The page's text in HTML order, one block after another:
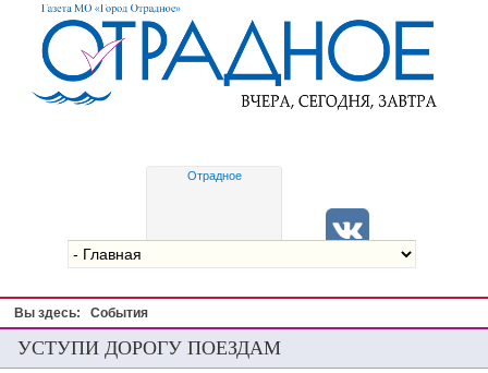
Отрадное
Вы здесь: События
УСТУПИ ДОРОГУ ПОЕЗДАМ